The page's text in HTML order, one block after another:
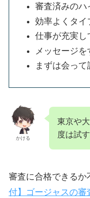
審査済みのハ
効率よくタイ
仕事が充実し
メッセージ
まずは会っ
かける
東京や
度は試
審査に合格できる
付】ゴージャスの審